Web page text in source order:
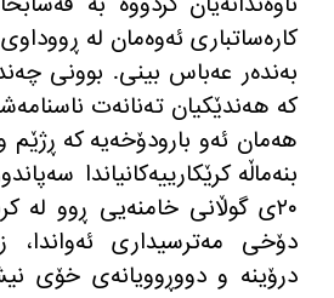
کارەساتباری ئەوەمان لە
بەندەر عەباس بینی. بوونی
کە هەندێکیان تەنانەت
هەمان ئەو بارودۆخەیە کە ڕژێم
بنەماڵە کرێکارییەکانیاندا
٢٠ی گوڵانی خامنەیی ڕوو لە
دۆخی مەترسیداری
درۆینە و دووڕوویانەی خۆی